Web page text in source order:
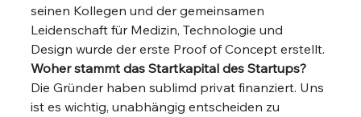
seinen Kollegen und der gemeinsamen
Leidenschaft für Medizin, Technologie und
Design wurde der erste Proof of Concept erstellt.
Woher stammt das Startkapital des Startups?
Die Gründer haben sublimd privat finanziert. Uns
ist es wichtig, unabhängig entscheiden zu